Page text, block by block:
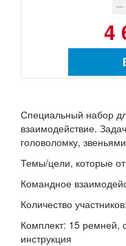
4
Специальный набор
взаимодействие.
головоломку,
Темы/цели, которые
Командное
Количество
Комплект: 15 ремней,
инструкция